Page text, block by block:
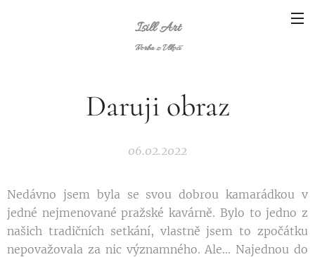
Isill Art
Tvorba z Vlkočí
Daruji obraz
06.02.2022
Nedávno jsem byla se svou dobrou kamarádkou v
jedné nejmenované pražské kavárně. Bylo to jedno z
našich tradičních setkání, vlastně jsem to zpočátku
nepovažovala za nic významného. Ale... Najednou do